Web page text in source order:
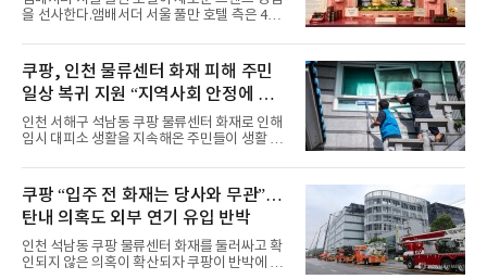
다른 매력을 선보였다. 브브걸은 다채로운 여름
패션을 완벽하게 소화하며 보
을 선사한다.앰배서더 서울 풀만 호텔 측은 4일
이야기를 담은 인형 극장 콘셉트의 공간 ‘앰버드
시어터(Ambird Theater)’를 새롭게 선보인
다”고 밝혔다.앰배서더 서울 풀만 호텔은 로비
한편에 마련된 앰버드 존을 통해 앰버드의 세계
관을 소개해왔다. 앰버드 존은 앰버드가 우주여
행 중 수집한 다양한 굿즈를 전시한 '앰버드 플래
닛(Ambird Planet)과 계절별 플라워 연출로 사
라 극장을 모티브로 한 데코레이션으로 구성됐
다. 무대 공간 및 티켓 박스
쿠팡, 인천 물류센터 화재 피해 주민
일상 복귀 지원 “지역사회 안정에 총
력”
인천 서해구 석남동 쿠팡 물류센터 화재로 인해
임시 대피소 생활을 지속해온 주민들이 생활 터
필먼트서비스(CFS)가 지난 28일부터 화재 피해
주민을 대상으로 전문 출장 청소서비스 지원에
나섬으로써 본격적인 지역사회 복구 작업이 시
작된 것이다.대피소 주민 중심 청소 접수, 첫날
부터 2가구 지원 완료CFS는 신현초등학교, 신
현북초등학교, 신현여자중학교 등 인천 서해구
관내 임시 대피소 3곳에서 체류해온 화재 피해
쿠팡 “입주 전 화재는 당사와 무관”…
탄내 의혹도 외부 연기 유입 반박
인천 석남동 쿠팡 물류센터 화재를 둘러싸고 확
인되지 않은 의혹이 확산되자 쿠팡이 반박에 나